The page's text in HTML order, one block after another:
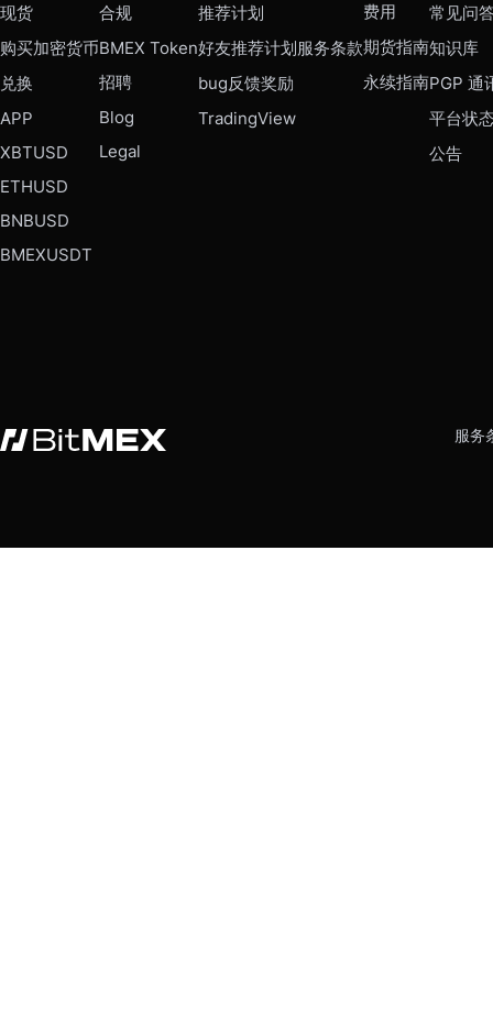
现货
购买加密货币
兑换
APP
XBTUSD
ETHUSD
BNBUSD
BMEXUSDT
合规
BMEX Token
招聘
Blog
Legal
推荐计划
好友推荐计划服务条款
bug反馈奖励
TradingView
费用
期货指南
永续指南
常见问
知识库
PGP 通
平台状
公告
服务